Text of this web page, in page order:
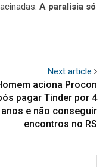
A paralisia só
Next article
aciona Procon
pagar Tinder por 4
anos e não conseguir
encontros no RS